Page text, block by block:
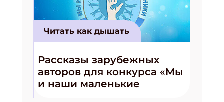
Читать как дышать
Рассказы зарубежных
авторов для конкурса «Мы
и наши маленькие
волшебники!»